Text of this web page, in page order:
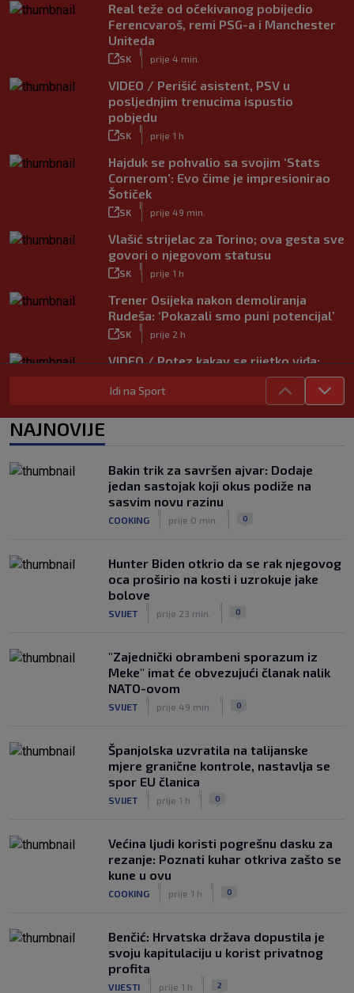
Real teže od očekivanog pobijedio
Ferencvaroš, remi PSG-a i Manchester
Uniteda
SK prije 4 min.
VIDEO / Perišić asistent, PSV u
posljednjim trenucima ispustio
pobjedu
SK prije 1 h
Hajduk se pohvalio sa svojim ‘Stats
Cornerom’: Evo čime je impresionirao
Šotiček
SK prije 49 min.
Vlašić strijelac za Torino; ova gesta sve
govori o njegovom statusu
SK prije 1 h
Trener Osijeka nakon demoliranja
Rudeša: ‘Pokazali smo puni potencijal’
SK prije 2 h
VIDEO / Potez kakav se rijetko viđa:
Kada pomoć nije stigla, na rukama je
iznio suigrača u bolovima
SK prije 3 h
Dinamo u finalu Ramljaka! Sutra protiv
Ajaxa na glavnom terenu Maksimira
|
prije 3 h
Idi na Sport
NAJNOVIJE
Bakin trik za savršen ajvar: Dodaje
jedan sastojak koji okus podiže na
sasvim novu razinu
COOKING prije 0 min. 0
Hunter Biden otkrio da se rak njegovog
oca proširio na kosti i uzrokuje jake
bolove
SVIJET prije 23 min. 0
"Zajednički obrambeni sporazum iz
Meke" imat će obvezujući članak nalik
NATO-ovom
SVIJET prije 49 min. 0
Španjolska uzvratila na talijanske
mjere granične kontrole, nastavlja se
spor EU članica
SVIJET prije 1 h 0
Većina ljudi koristi pogrešnu dasku za
rezanje: Poznati kuhar otkriva zašto se
kune u ovu
COOKING prije 1 h 0
Benčić: Hrvatska država dopustila je
svoju kapitulaciju u korist privatnog
profita
VIJESTI prije 1 h 2